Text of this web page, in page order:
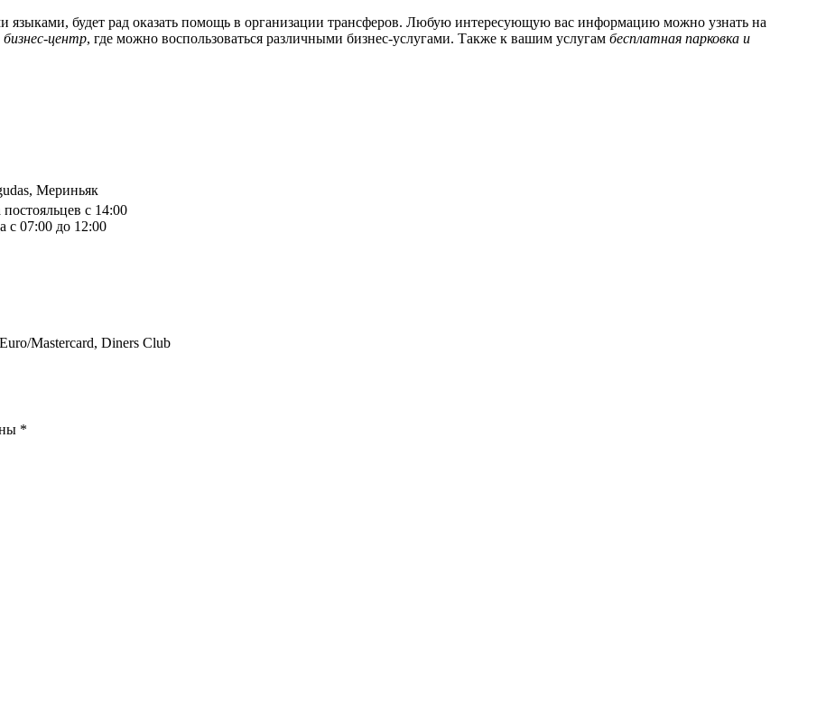
будет рад оказать помощь в организации трансферов. Любую интересующую вас информацию можно узнать на
бизнес-центр, где можно воспользоваться различными бизнес-услугами. Также к вашим услугам бесплатная парковка и
Мериньяк
постояльцев с 14:00
с 07:00 до 12:00
Mastercard, Diners Club
*